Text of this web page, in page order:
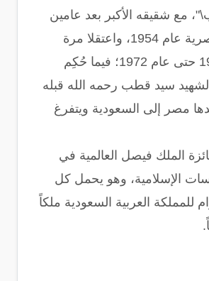
مع شقيقه الأكبر بعد عامين
من الثورة المصرية عام 1954، واعتقلا مرة
أخرى عام 1965 حتى عام 1972؛ فيما حُكِم
سيد قطب رحمه الله قبله
مصر إلى السعودية ويتفرغ
الملك فيصل العالمية في
الإسلامية، وهو يحمل كل
للمملكة العربية السعودية ملكاً